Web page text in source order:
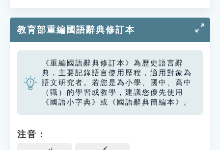
教育部重編國語辭典修訂本
《重編國語辭典修訂本》為歷史語言辭
典，主要記錄語言使用歷程，適用對象為
語文研究者。若您是為小學、國中、高中
（職）的學習或教學，建議您優先使用
《國語小字典》或《國語辭典簡編本》。
注音：